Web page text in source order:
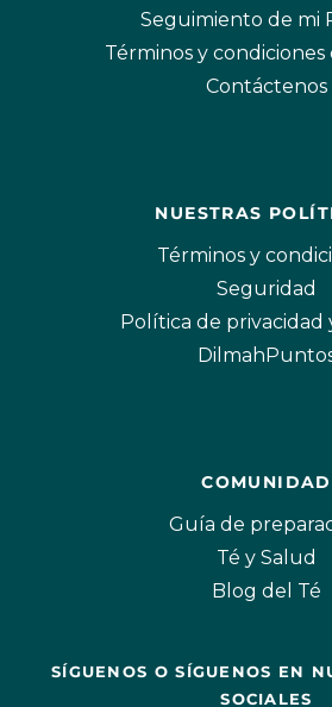
Seguimiento de mi
Términos y
Contáctenos
NUESTRAS
Términos y
Seguridad
Política de privacidad
COMUNIDAD
Guía de
Té y Salud
Blog del Té
SÍGUENOS O SÍGUENOS EN
SOCIALES